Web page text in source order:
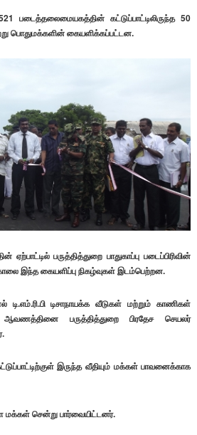
படைத்தலைமையகத்தின் கட்டுப்பாட்டிலிருந்த 50
பொதுமக்களின் கையளிக்கப்பட்டன.
பருத்தித்துறை பாதுகாப்பு படைப்பிரிவின்
இந்த கையளிப்பு நிகழ்வுகள் இடம்பெற்றன.
டிசாநாயக்க வீடுகள் மற்றும் காணிகள்
பருத்தித்துறை பிரதேச செயலர்
இருந்த வீதியும் மக்கள் பாவனைக்காக
மக்கள் சென்று பார்வையிட்டனர்.